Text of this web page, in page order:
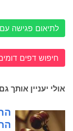
לתיאום פגישה עם עורך
חיפוש דפים
אולי יעניין אותך